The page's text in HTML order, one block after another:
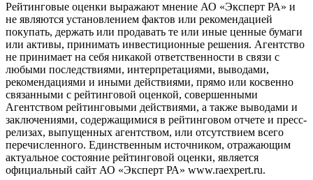
Рейтинговые оценки выражают мнение АО «Эксперт РА» и
не являются установлением фактов или рекомендацией
покупать, держать или продавать те или иные ценные бумаги
или активы, принимать инвестиционные решения. Агентство
не принимает на себя никакой ответственности в связи с
любыми последствиями, интерпретациями, выводами,
рекомендациями и иными действиями, прямо или косвенно
связанными с рейтинговой оценкой, совершенными
Агентством рейтинговыми действиями, а также выводами и
заключениями, содержащимися в рейтинговом отчете и пресс-
релизах, выпущенных агентством, или отсутствием всего
перечисленного. Единственным источником, отражающим
актуальное состояние рейтинговой оценки, является
официальный сайт АО «Эксперт РА» www.raexpert.ru.